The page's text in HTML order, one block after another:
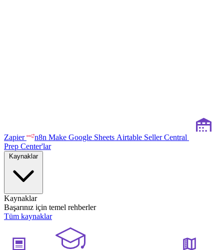
Zapier n8n Make Google Sheets Airtable Seller Central
Prep Center'lar
Kaynaklar
Kaynaklar
Başarınız için temel rehberler
Tüm kaynaklar